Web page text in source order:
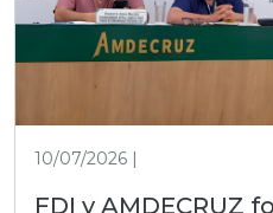
10/07/2026 |
FDI y AMDECRUZ